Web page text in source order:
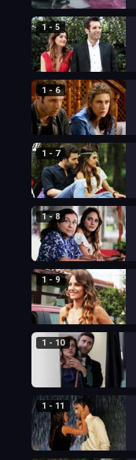
1 - 5
1 - 6
1 - 7
1 - 8
1 - 9
1 - 10
1 - 11